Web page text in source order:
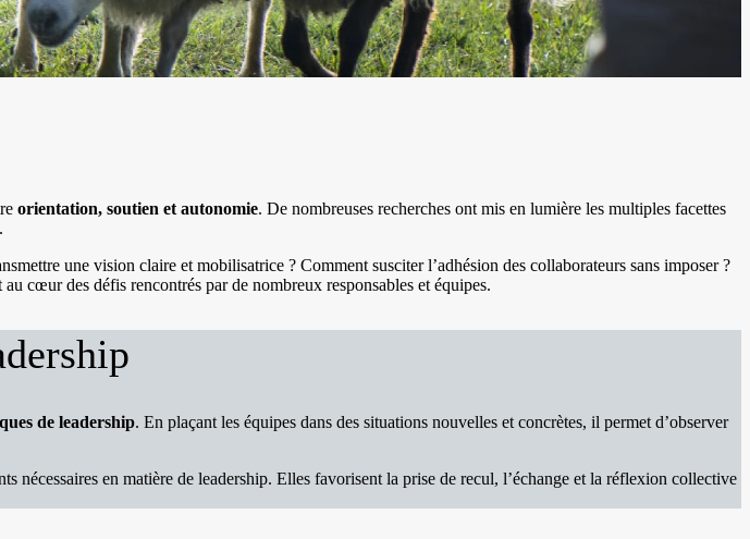
orientation, soutien et autonomie. De nombreuses recherches ont mis en lumière les multiples facettes
une vision claire et mobilisatrice ? Comment susciter l’adhésion des collaborateurs sans imposer ?
cœur des défis rencontrés par de nombreux responsables et équipes.
de leadership. En plaçant les équipes dans des situations nouvelles et concrètes, il permet d’observer
nécessaires en matière de leadership. Elles favorisent la prise de recul, l’échange et la réflexion collective